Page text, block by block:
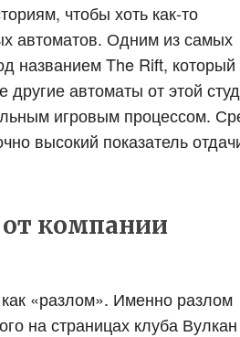
чтобы хоть как-то
автоматов. Одним из самых
названием The Rift,
автоматы от этой
игровым процессом.
высокий показатель
компании
«разлом». Именно разлом
на страницах клуба Вулкан